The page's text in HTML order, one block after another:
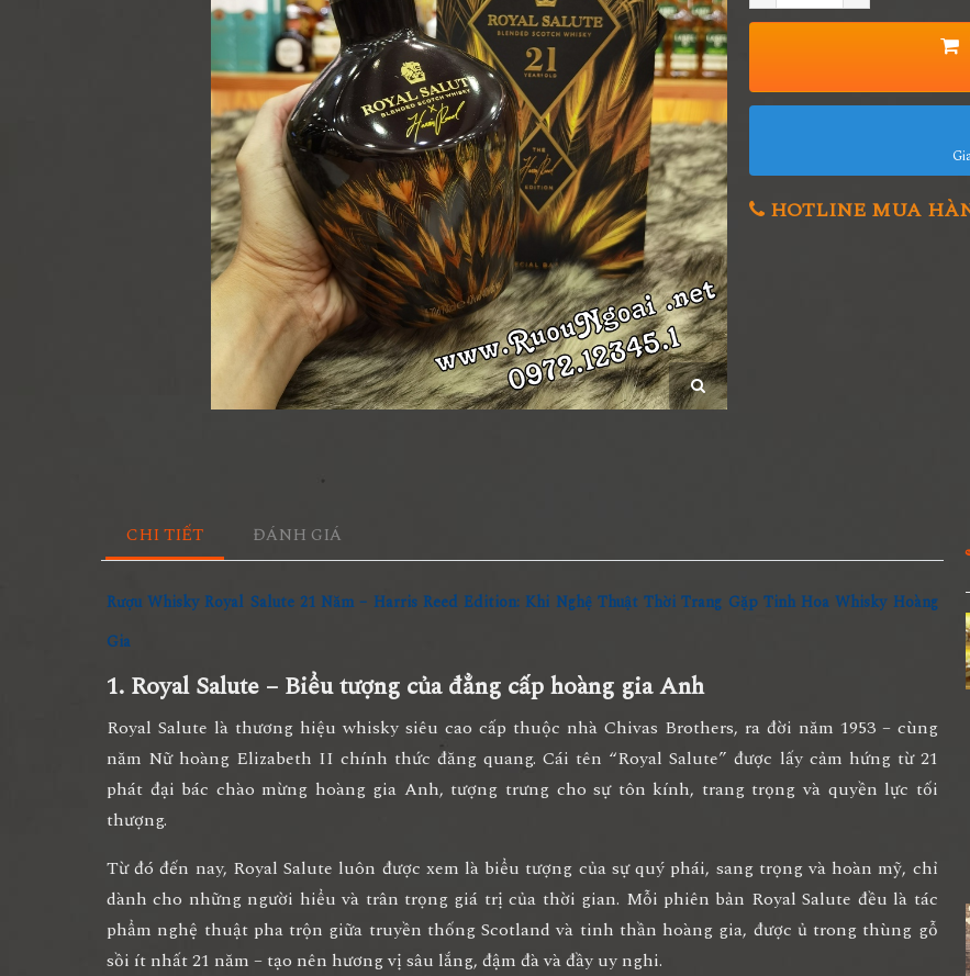
HOTLINE MUA
CHI TIẾT ĐÁNH GIÁ
Rượu Whisky Royal Salute 21 Năm – Harris Reed Edition: Khi Nghệ Thuật Thời Trang Gặp Tinh Hoa Whisky Hoàng
Gia
1. Royal Salute – Biểu tượng của đẳng cấp hoàng gia Anh
Royal Salute là thương hiệu whisky siêu cao cấp thuộc nhà Chivas Brothers, ra đời năm 1953 – cùng
năm Nữ hoàng Elizabeth II chính thức đăng quang. Cái tên “Royal Salute” được lấy cảm hứng từ 21
phát đại bác chào mừng hoàng gia Anh, tượng trưng cho sự tôn kính, trang trọng và quyền lực tối
thượng.
Từ đó đến nay, Royal Salute luôn được xem là biểu tượng của sự quý phái, sang trọng và hoàn mỹ, chỉ
dành cho những người hiểu và trân trọng giá trị của thời gian. Mỗi phiên bản Royal Salute đều là tác
phẩm nghệ thuật pha trộn giữa truyền thống Scotland và tinh thần hoàng gia, được ủ trong thùng gỗ
sồi ít nhất 21 năm – tạo nên hương vị sâu lắng, đậm đà và đầy uy nghi.